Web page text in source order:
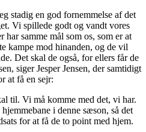
stadig en god fornemmelse af det
Vi spillede godt og vandt vores
har samme mål som os, som er at
kampe mod hinanden, og de vil
Det skal de også, for ellers får de
siger Jesper Jensen, der samtidigt
at få en sejr:
til. Vi må komme med det, vi har.
i denne sæson, så det
for at få de to point med hjem.